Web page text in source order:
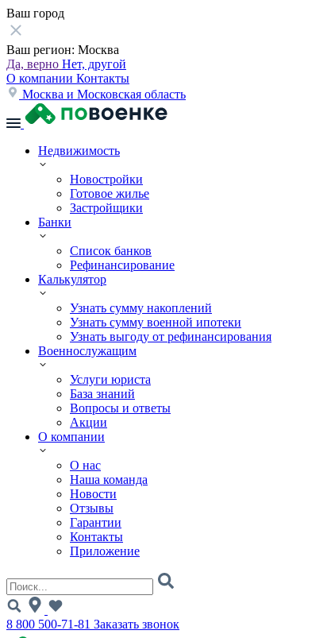
Ваш город
Ваш регион: Москва
Да, верно Нет, другой
О компании Контакты
Москва и Московская область
Недвижимость
Новостройки
Готовое жилье
Застройщики
Банки
Список банков
Рефинансирование
Калькулятор
Узнать сумму накоплений
Узнать сумму военной ипотеки
Узнать выгоду от рефинансирования
Военнослужащим
Услуги юриста
База знаний
Вопросы и ответы
Акции
О компании
О нас
Наша команда
Новости
Отзывы
Гарантии
Контакты
Приложение
8 800 500-71-81 Заказать звонок